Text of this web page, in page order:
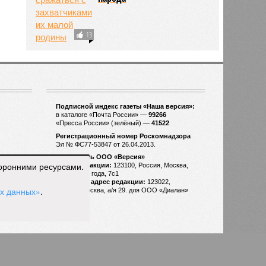
13
ресурсами.
данных».